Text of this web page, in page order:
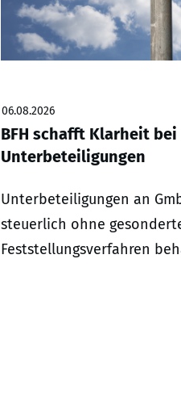
06.08.2026
BFH schafft Klarheit bei
Unterbeteiligungen
Unterbeteiligungen an
steuerlich ohne
Feststellungsverfahren